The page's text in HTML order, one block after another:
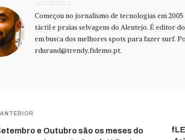
Começou no jornalismo de tecnologias em
táctil e praias selvagens do Alentejo. É editor
em busca dos melhores spots para fazer surf.
rdurand@trendy.fidemo.pt.
e Outubro são os meses do